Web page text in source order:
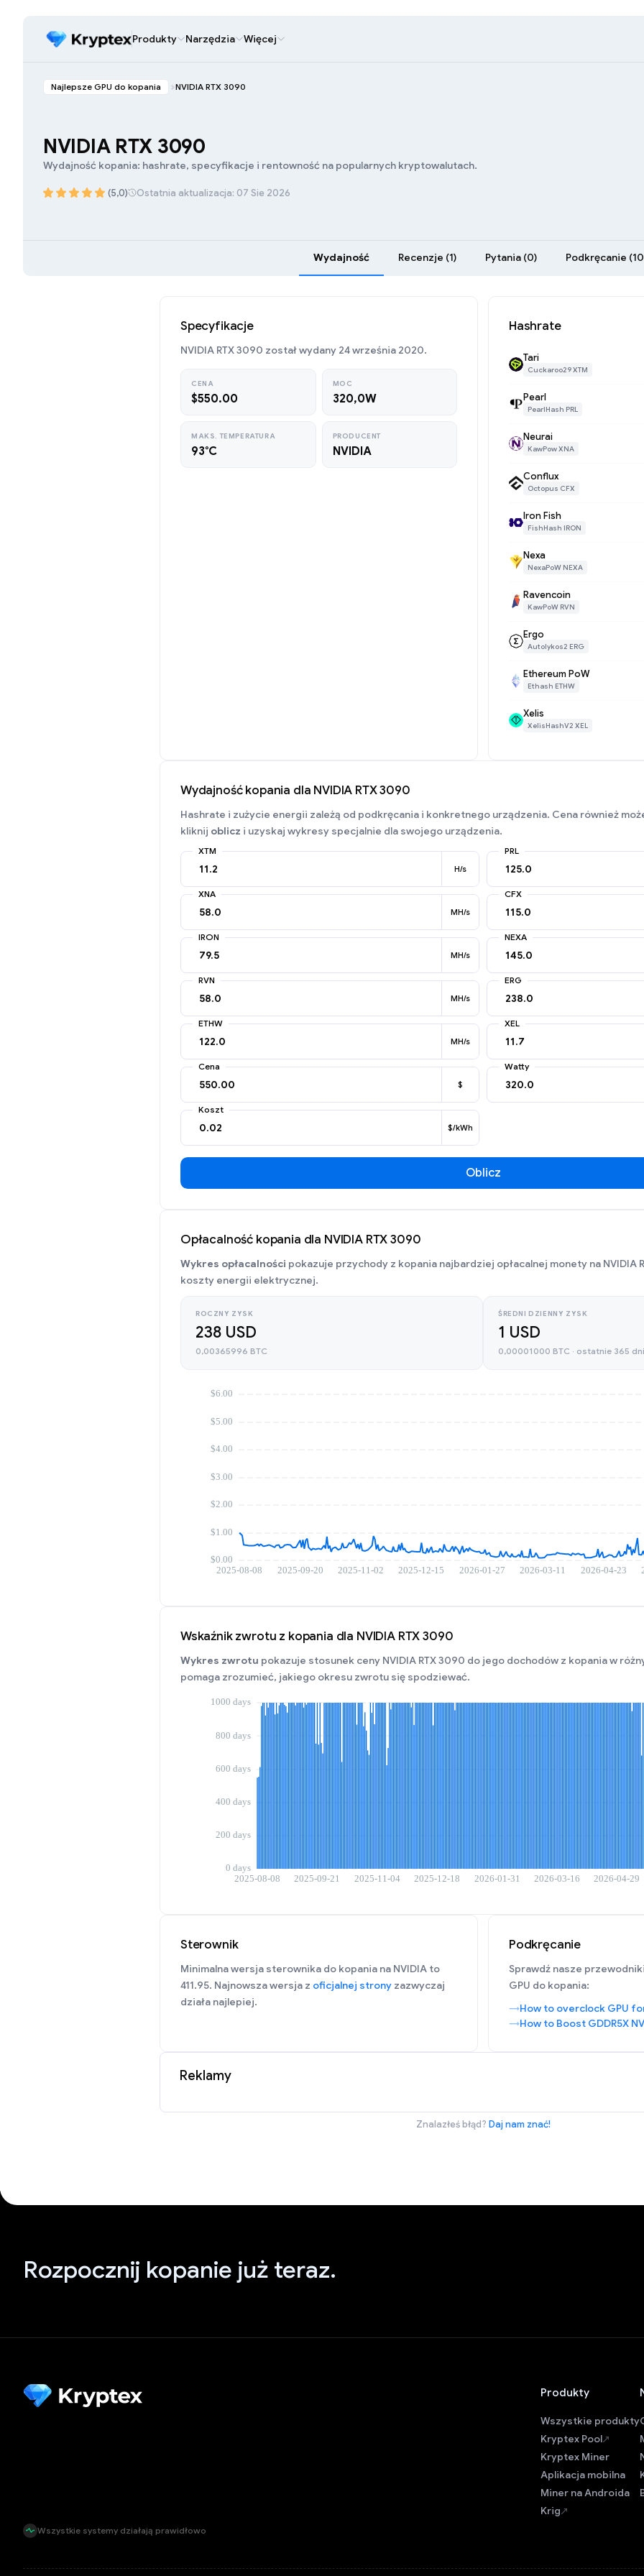
Produkty Narzędzia Więcej
Najlepsze GPU do kopania NVIDIA RTX 3090
NVIDIA RTX 3090
Wydajność kopania: hashrate, specyfikacje i rentowność na popularnych kryptowalutach.
(5,0) Ostatnia aktualizacja: 07 Sie 2026
Wydajność Recenzje (1) Pytania (0) Podkręcanie
Specyfikacje
NVIDIA RTX 3090 został wydany 24 września 2020.
CENA
$550.00
MOC
320,0W
MAKS. TEMPERATURA
93°C
PRODUCENT
NVIDIA
Hashrate
Tari
Cuckaroo29 XTM
Pearl
PearlHash PRL
Neurai
KawPow XNA
Conflux
Octopus CFX
Iron Fish
FishHash IRON
Nexa
NexaPoW NEXA
Ravencoin
KawPoW RVN
Ergo
Autolykos2 ERG
Ethereum PoW
Ethash ETHW
Xelis
XelisHashV2 XEL
Wydajność kopania dla NVIDIA RTX 3090
Hashrate i zużycie energii zależą od podkręcania i konkretnego urządzenia. Cena również
kliknij oblicz i uzyskaj wykresy specjalnie dla swojego urządzenia.
XTM
H/s
PRL
XNA
MH/s
CFX
IRON
MH/s
NEXA
RVN
MH/s
ERG
ETHW
MH/s
XEL
Cena
$
Watty
Koszt
$/kWh
Oblicz
Opłacalność kopania dla NVIDIA RTX 3090
Wykres opłacalności pokazuje przychody z kopania najbardziej opłacalnej monety na NVIDIA
koszty energii elektrycznej.
ROCZNY ZYSK
238 USD
0,00365996 BTC
ŚREDNI DZIENNY ZYSK
1 USD
0,00001000 BTC · ostatnie 365 dni
Wskaźnik zwrotu z kopania dla NVIDIA RTX 3090
Wykres zwrotu pokazuje stosunek ceny NVIDIA RTX 3090 do jego dochodów z kopania w
pomaga zrozumieć, jakiego okresu zwrotu się spodziewać.
Sterownik
Minimalna wersja sterownika do kopania na NVIDIA to
411.95. Najnowsza wersja z oficjalnej strony zazwyczaj
działa najlepiej.
Podkręcanie
Sprawdź nasze
GPU do kopania:
How to overclock GPU
How to Boost GDDR5X
Reklamy
Znalazłeś błąd? Daj nam znać!
Rozpocznij kopanie już teraz.
Wszystkie systemy działają prawidłowo
Produkty
Wszystkie produkty
Kryptex Pool
Kryptex Miner
Aplikacja mobilna
Miner na Androida
Krig